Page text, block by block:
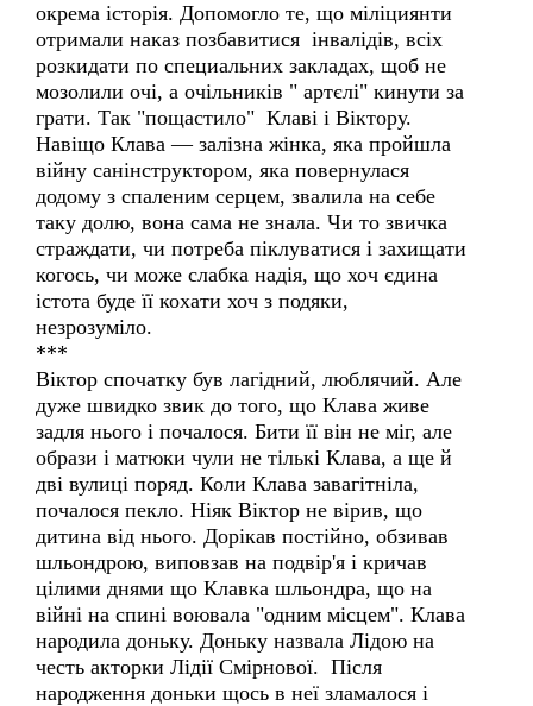
окрема історія. Допомогло те, що міліциянти
отримали наказ позбавитися інвалідів, всіх
розкидати по специальних закладах, щоб не
мозолили очі, а очільників " артєлі" кинути за
грати. Так "пощастило" Клаві і Віктору.
Навіщо Клава — залізна жінка, яка пройшла
війну санінструктором, яка повернулася
додому з спаленим серцем, звалила на себе
таку долю, вона сама не знала. Чи то звичка
страждати, чи потреба піклуватися і захищати
когось, чи може слабка надія, що хоч єдина
істота буде її кохати хоч з подяки,
незрозуміло.
***
Віктор спочатку був лагідний, люблячий. Але
дуже швидко звик до того, що Клава живе
задля нього і почалося. Бити її він не міг, але
образи і матюки чули не тількі Клава, а ще й
дві вулиці поряд. Коли Клава завагітніла,
почалося пекло. Ніяк Віктор не вірив, що
дитина від нього. Дорікав постійно, обзивав
шльондрою, виповзав на подвір'я і кричав
цілими днями що Клавка шльондра, що на
війні на спині воювала "одним місцем". Клава
народила доньку. Доньку назвала Лідою на
честь акторки Лідії Смірнової. Після
народження доньки щось в неї зламалося і